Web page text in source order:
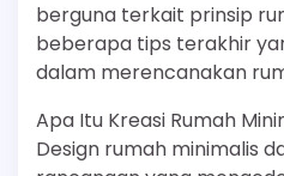
berguna terkait prinsip
beberapa tips terakhir
dalam merencanakan
Apa Itu Kreasi Rumah
Design rumah minimalis